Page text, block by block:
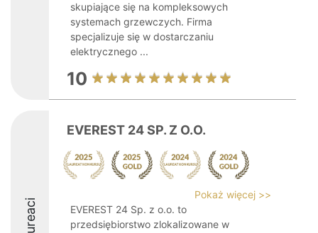
skupiające się na kompleksowych
systemach grzewczych. Firma
specjalizuje się w dostarczaniu
elektrycznego ...
10
Laureaci
EVEREST 24 SP. Z O.O.
Pokaż więcej >>
EVEREST 24 Sp. z o.o. to
przedsiębiorstwo zlokalizowane w